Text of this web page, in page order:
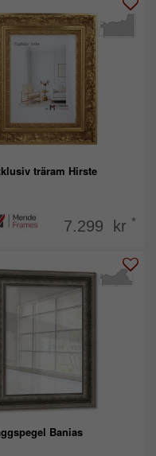
träram Hirste
7.299 kr *
Banias